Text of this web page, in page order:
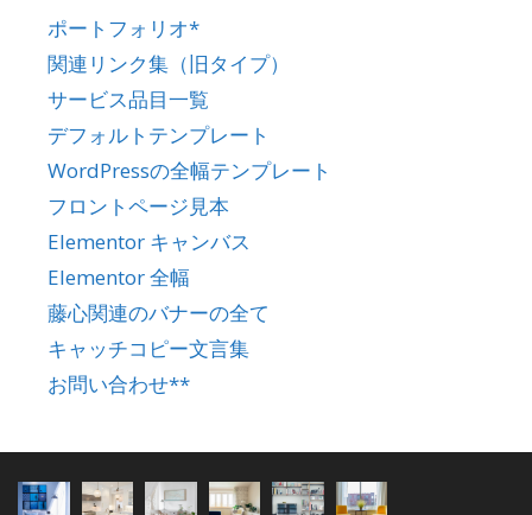
ポートフォリオ*
関連リンク集（旧タイプ）
サービス品目一覧
デフォルトテンプレート
WordPressの全幅テンプレート
フロントページ見本
Elementor キャンバス
Elementor 全幅
藤心関連のバナーの全て
キャッチコピー文言集
お問い合わせ**